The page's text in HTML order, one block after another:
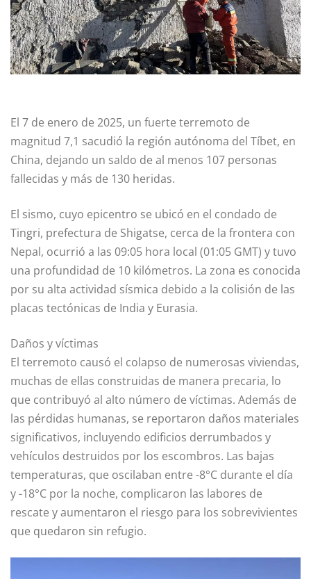
El 7 de enero de 2025, un fuerte terremoto de
magnitud 7,1 sacudió la región autónoma del Tíbet, en
China, dejando un saldo de al menos 107 personas
fallecidas y más de 130 heridas.
El sismo, cuyo epicentro se ubicó en el condado de
Tingri, prefectura de Shigatse, cerca de la frontera con
Nepal, ocurrió a las 09:05 hora local (01:05 GMT) y tuvo
una profundidad de 10 kilómetros. La zona es conocida
por su alta actividad sísmica debido a la colisión de las
placas tectónicas de India y Eurasia.
Daños y víctimas
El terremoto causó el colapso de numerosas viviendas,
muchas de ellas construidas de manera precaria, lo
que contribuyó al alto número de víctimas. Además de
las pérdidas humanas, se reportaron daños materiales
significativos, incluyendo edificios derrumbados y
vehículos destruidos por los escombros. Las bajas
temperaturas, que oscilaban entre -8°C durante el día
y -18°C por la noche, complicaron las labores de
rescate y aumentaron el riesgo para los sobrevivientes
que quedaron sin refugio.